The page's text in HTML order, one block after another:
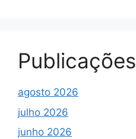
Publicações
agosto 2026
julho 2026
junho 2026